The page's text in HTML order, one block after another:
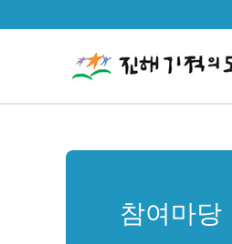
참여마당